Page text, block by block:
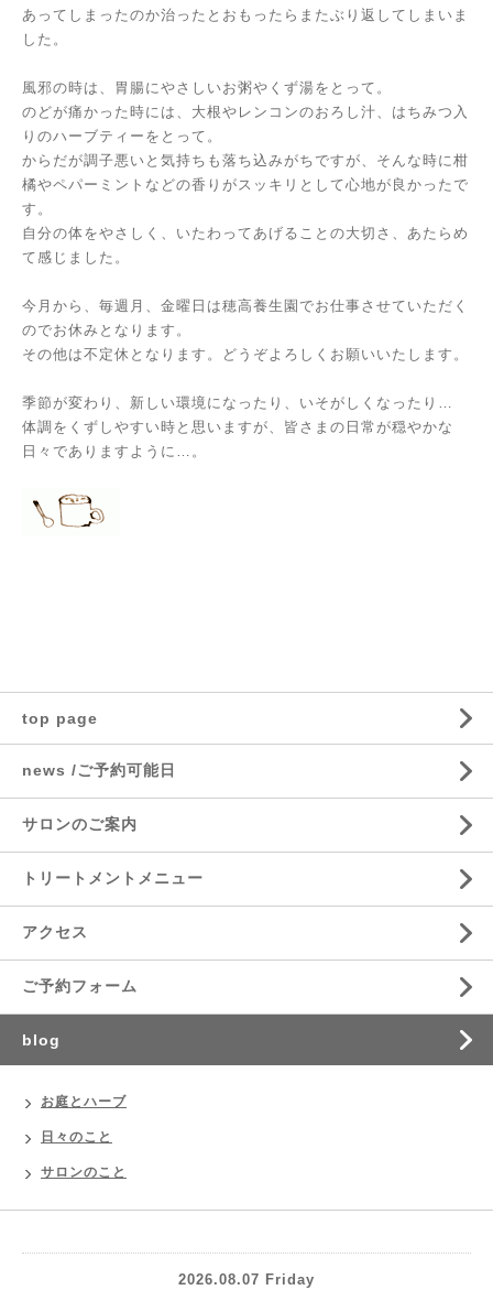
あってしまったのか治ったとおもったらまたぶり返してしまいま
した。
風邪の時は、胃腸にやさしいお粥やくず湯をとって。
のどが痛かった時には、大根やレンコンのおろし汁、はちみつ入
りのハーブティーをとって。
からだが調子悪いと気持ちも落ち込みがちですが、そんな時に柑
橘やペパーミントなどの香りがスッキリとして心地が良かったで
す。
自分の体をやさしく、いたわってあげることの大切さ、あたらめ
て感じました。
今月から、毎週月、金曜日は穂高養生園でお仕事させていただく
のでお休みとなります。
その他は不定休となります。
どうぞよろしくお願いいたします。
季節が変わり、新しい環境になったり、いそがしくなったり…
体調をくずしやすい時と思いますが、 皆さまの日常が穏やかな
日々でありますように…。
top page
news /ご予約可能日
サロンのご案内
トリートメントメニュー
アクセス
ご予約フォーム
blog
お庭とハーブ
日々のこと
サロンのこと
2026.08.07 Friday